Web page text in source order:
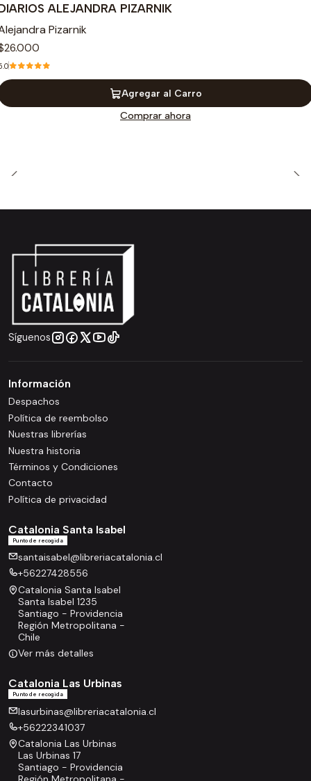
ALEJANDRA PIZARNIK
Pizarnik
Agregar al Carro
Comprar ahora
Síguenos
Información
Despachos
Política de reembolso
Nuestras librerías
Nuestra historia
Términos y Condiciones
Contacto
Política de privacidad
Catalonia Santa Isabel
Punto de recogida
santaisabel@libreriacatalonia.cl
+56227428556
Catalonia Santa Isabel
Santa Isabel 1235
Santiago - Providencia
Región Metropolitana -
Chile
Ver más detalles
Catalonia Las Urbinas
Punto de recogida
lasurbinas@libreriacatalonia.cl
+56222341037
Catalonia Las Urbinas
Las Urbinas 17
Santiago - Providencia